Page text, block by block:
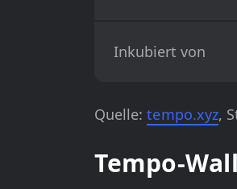
Inkubiert von
Quelle:tempo.xyz,
Tempo-